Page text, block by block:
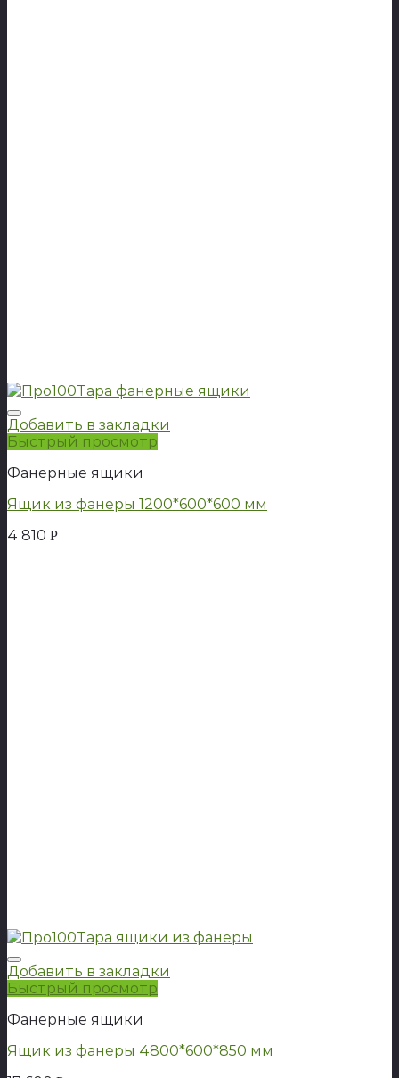
Добавить в закладки
Быстрый просмотр
Фанерные ящики
Ящик из фанеры 1200*600*600 мм
4 810 Р
Добавить в закладки
Быстрый просмотр
Фанерные ящики
Ящик из фанеры 4800*600*850 мм